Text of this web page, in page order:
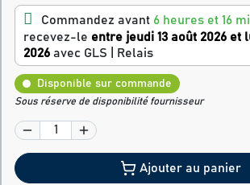
Commandez avant 6 heures et 16
recevez-le entre jeudi 13 août 2026 et
2026 avec GLS | Relais
Disponible sur commande
Sous réserve de disponibilité fournisseur
Ajouter au panier